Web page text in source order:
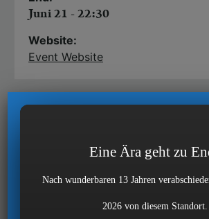
Juni 21 - 22:30
Website:
Event Website
Über Whisky philosophieren
über Whisky erzählen kann, der
Statussymbol.
Eine Ära geht zu
Nach wunderbaren 13 Jahren
2026 von diesem Standort.